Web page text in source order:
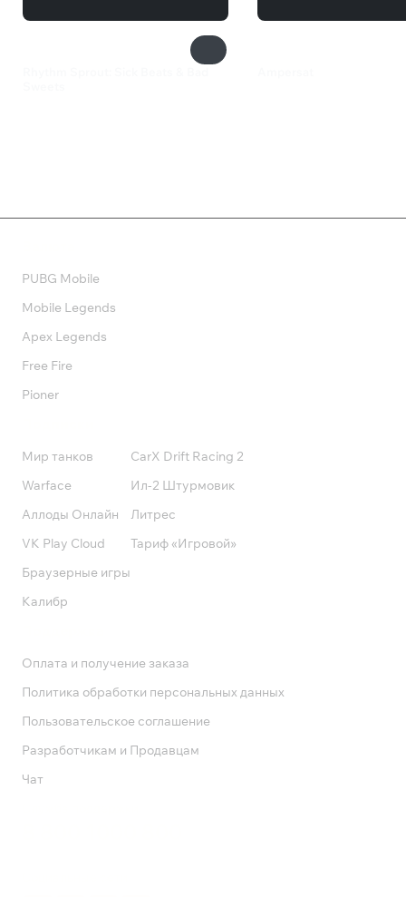
PUBG Mobile
Mobile Legends
Apex Legends
Free Fire
Pioner
Мир танков
Warface
Аллоды Онлайн
VK Play Cloud
Браузерные игры
Калибр
CarX Drift Racing 2
Ил-2 Штурмовик
Литрес
Тариф «Игровой»
Оплата и получение заказа
Политика обработки персональных данных
Пользовательское соглашение
Разработчикам и Продавцам
Чат